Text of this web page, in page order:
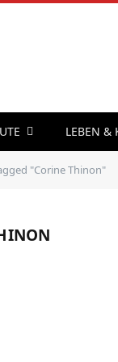
LEBEN &
"Corine Thinon"